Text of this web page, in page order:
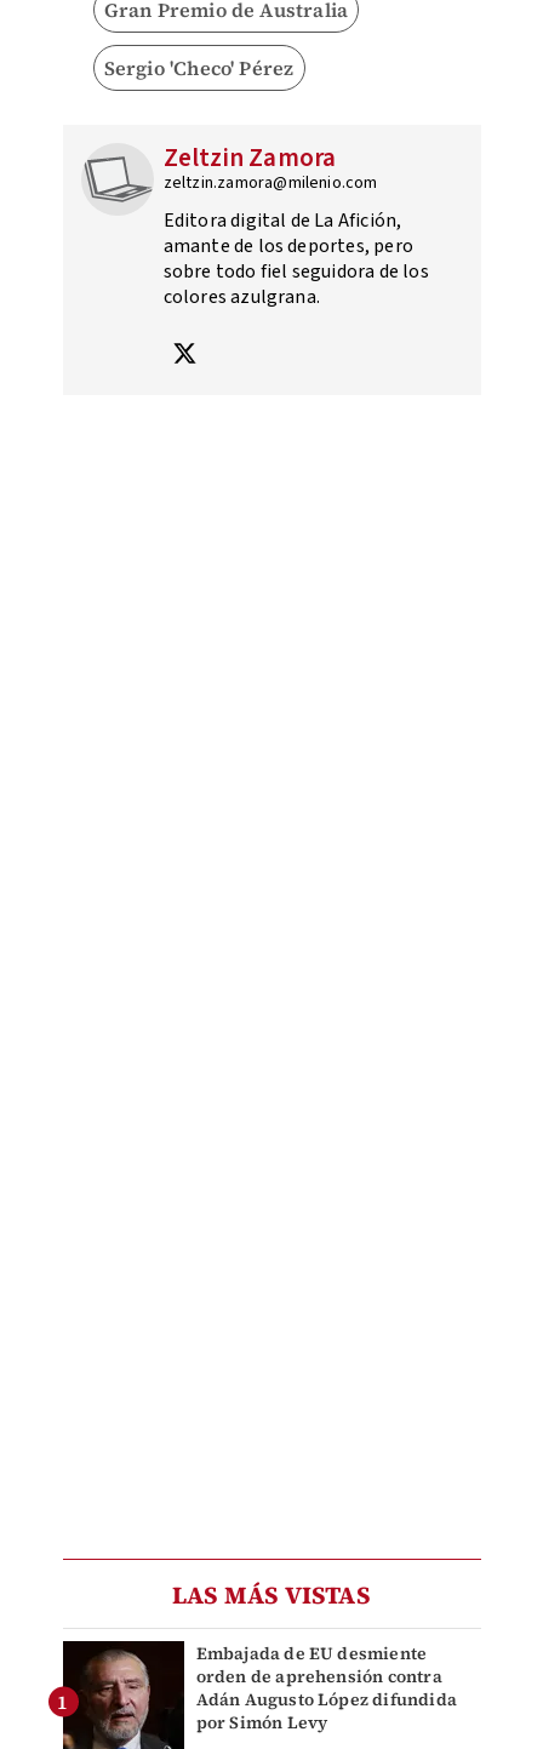
Gran Premio de Australia
Sergio 'Checo' Pérez
Zeltzin Zamora
zeltzin.zamora@milenio.com
Editora digital de La Afición,
amante de los deportes, pero
sobre todo fiel seguidora de los
colores azulgrana.
LAS MÁS VISTAS
Embajada de EU desmiente
orden de aprehensión contra
Adán Augusto López difundida
por Simón Levy